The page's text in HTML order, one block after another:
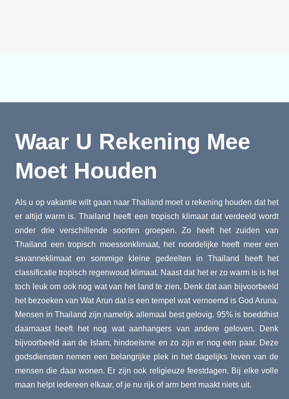
Waar U Rekening Mee
Moet Houden
Als u op vakantie wilt gaan naar Thailand moet u rekening houden dat het
er altijd warm is. Thailand heeft een tropisch klimaat dat verdeeld wordt
onder drie verschillende soorten groepen. Zo heeft het zuiden van
Thailand een tropisch moessonklimaat, het noordelijke heeft meer een
savanneklimaat en sommige kleine gedeelten in Thailand heeft het
classificatie tropisch regenwoud klimaat. Naast dat het er zo warm is is het
toch leuk om ook nog wat van het land te zien. Denk dat aan bijvoorbeeld
het bezoeken van Wat Arun dat is een tempel wat vernoemd is God Aruna.
Mensen in Thailand zijn namelijk allemaal best gelovig. 95% is boeddhist
daarnaast heeft het nog wat aanhangers van andere geloven. Denk
bijvoorbeeld aan de Islam, hindoeïsme en zo zijn er nog een paar. Deze
godsdiensten nemen een belangrijke plek in het dagelijks leven van de
mensen die daar wonen. Er zijn ook religieuze feestdagen. Bij elke volle
maan helpt iedereen elkaar, of je nu rijk of arm bent maakt niets uit.